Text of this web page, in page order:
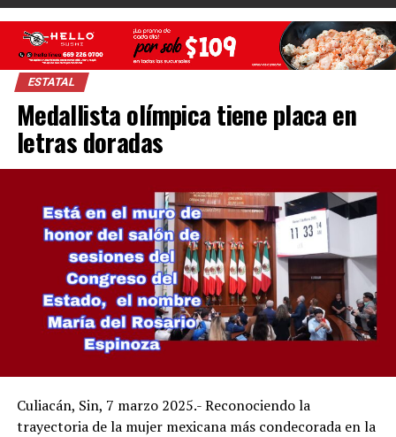
ESTATAL
Medallista olímpica tiene placa en
letras doradas
Culiacán, Sin, 7 marzo 2025.- Reconociendo la
trayectoria de la mujer mexicana más condecorada en la